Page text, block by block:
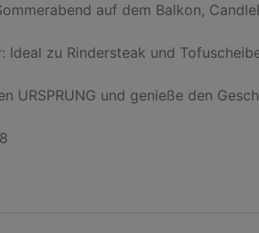
auf dem Balkon,
Ideal zu Rindersteak und
URSPRUNG und genieße den